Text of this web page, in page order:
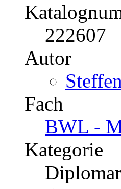
222607
Autor
Fach
BWL -
Kategorie